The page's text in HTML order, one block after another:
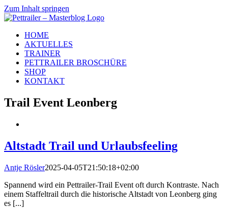
Zum Inhalt springen
HOME
AKTUELLES
TRAINER
PETTRAILER BROSCHÜRE
SHOP
KONTAKT
Trail Event Leonberg
Altstadt Trail und Urlaubsfeeling
Antje Rösler2025-04-05T21:50:18+02:00
Spannend wird ein Pettrailer-Trail Event oft durch Kontraste. Nach
einem Staffeltrail durch die historische Altstadt von Leonberg ging
es [...]